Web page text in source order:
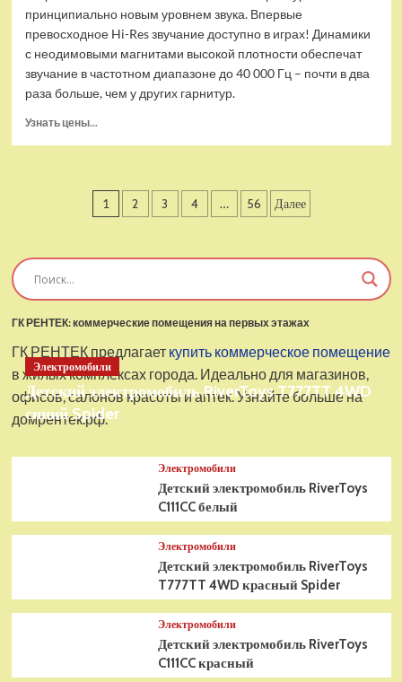
принципиально новым уровнем звука. Впервые
превосходное Hi-Res звучание доступно в играх! Динамики
с неодимовыми магнитами высокой плотности обеспечат
звучание в частотном диапазоне до 40 000 Гц – почти в два
раза больше, чем у других гарнитур.
Узнать цены...
наушники
Arctis
Пагинация
1 2 3 4 … 56 Далее
ГК РЕНТЕК: коммерческие помещения на первых этажах
ГК РЕНТЕК предлагает купить коммерческое помещение
в жилых комплексах города. Идеально для магазинов,
офисов, салонов красоты и аптек. Узнайте больше на
домрентек.рф.
Электромобили
Детский электромобиль RiverToys T777TT 4WD
синий Spider
Электромобили
Детский электромобиль RiverToys
C111CC белый
Электромобили
Детский электромобиль RiverToys
T777TT 4WD красный Spider
Электромобили
Детский электромобиль RiverToys
C111CC красный